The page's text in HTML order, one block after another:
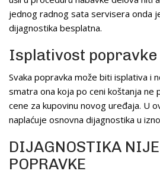
jednog radnog sata servisera onda
dijagnostika besplatna.
Isplativost popravke
Svaka popravka može biti isplativa i
smatra ona koja po ceni koštanja ne
cene za kupovinu novog uređaja. U
naplaćuje osnovna dijagnostika u
DIJAGNOSTIKA
POPRAVKE